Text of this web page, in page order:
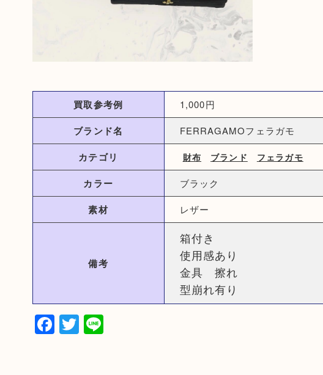
買取参考例 1,000円
ブランド名 FERRAGAMOフェラガモ
カテゴリ 財布 ブランド フェラガモ
カラー ブラック
素材 レザー
備考
箱付き
使用感あり
金具 擦れ
型崩れ有り
Facebook
Twitter
Line